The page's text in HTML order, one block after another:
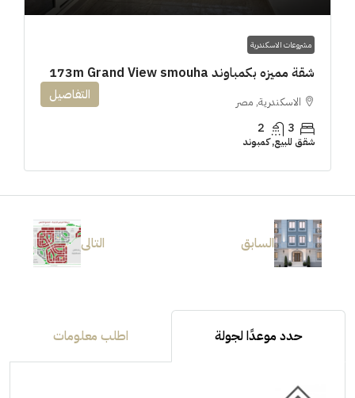
مشروعات الاسكندرية
شقة مميزه بكمباوند 173m Grand View smouha
الاسكندرية, مصر
3
2
شقق للبيع, كمبوند
التفاصيل
السابق التالى
حدد موعدًا لجولة اطلب معلومات